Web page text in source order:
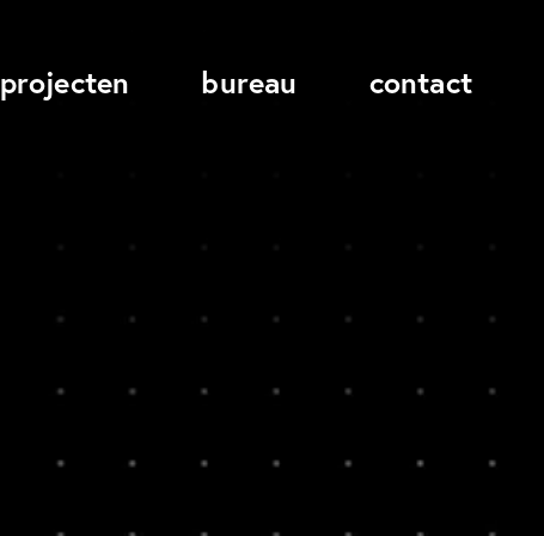
projecten bureau contact